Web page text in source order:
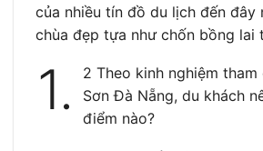
của nhiều tín đồ du lịch đến đây
chùa đẹp tựa như chốn bồng lai
1.
2 Theo kinh nghiệm tham
Sơn Đà Nẵng, du khách
điểm nào?